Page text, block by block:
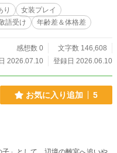
り
女装プレイ
語受け 年齢差＆体格差
感想数 0
文字数 146,608
2026.07.10
登録日 2026.06.10
お気に入り追加 5